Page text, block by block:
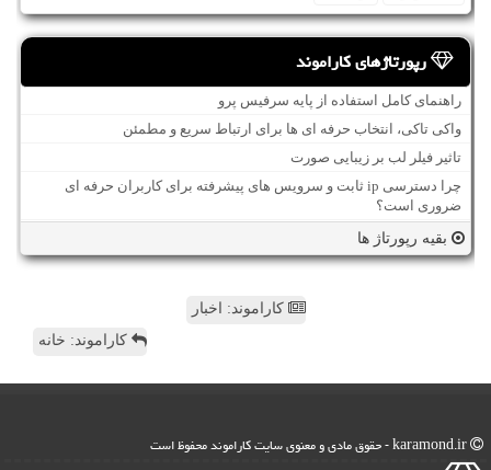
رپورتاژهای کاراموند
راهنمای کامل استفاده از پایه سرفیس پرو
واکی تاکی، انتخاب حرفه ای ها برای ارتباط سریع و مطمئن
تاثیر فیلر لب بر زیبایی صورت
چرا دسترسی ip ثابت و سرویس های پیشرفته برای کاربران حرفه ای
ضروری است؟
بقیه رپورتاژ ها
کاراموند: اخبار
کاراموند: خانه